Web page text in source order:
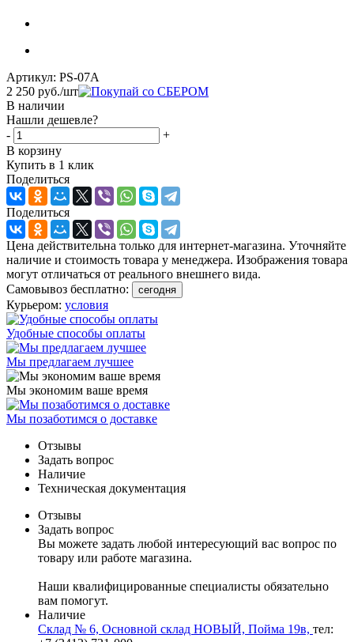
Артикул: PS-07A
2 250 руб./шт
В наличии
Нашли дешевле?
-
+
В корзину
Купить в 1 клик
Поделиться
Поделиться
Цена действительна только для интернет-магазина. Уточняйте
наличие и стоимость товара у менеджера. Изображения товара
могут отличаться от реального внешнего вида.
Самовывоз бесплатно:
сегодня
Курьером: условия
Удобные способы оплаты
Мы предлагаем лучшее
Мы экономим ваше время
Мы позаботимся о доставке
Отзывы
Задать вопрос
Наличие
Техническая документация
Отзывы
Задать вопрос
Вы можете задать любой интересующий вас вопрос по
товару или работе магазина.
Наши квалифицированные специалисты обязательно
вам помогут.
Наличие
Склад № 6, Основной склад НОВЫЙ, Пойма 19в, тел: